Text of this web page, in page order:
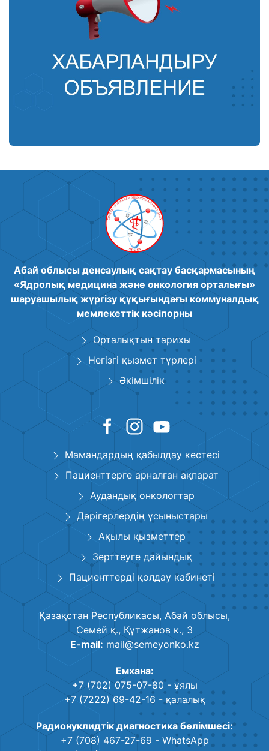
Абай облысы денсаулық сақтау басқармасының
«Ядролық медицина және онкология орталығы»
шаруашылық жүргізу құқығындағы коммуналдық
мемлекеттік кәсіпорны
Орталықтын тарихы
Негізгі қызмет түрлері
Әкімшілік
Мамандардың қабылдау кестесі
Пациенттерге арналған ақпарат
Аудандық онкологтар
Дәрігерлердің үсыныстары
Ақылы қызметтер
Зерттеуге дайындық
Пациенттерді қолдау кабинеті
Қазақстан Республикасы, Абай облысы,
Семей қ., Құтжанов к., 3
E-mail: mail@semeyonko.kz
Емхана:
+7 (702) 075-07-80- ұялы
+7 (7222) 69-42-16 - қалалық
Радионуклидтік диагностика бөлімшесі:
+7 (708) 467-27-69 - WhatsApp